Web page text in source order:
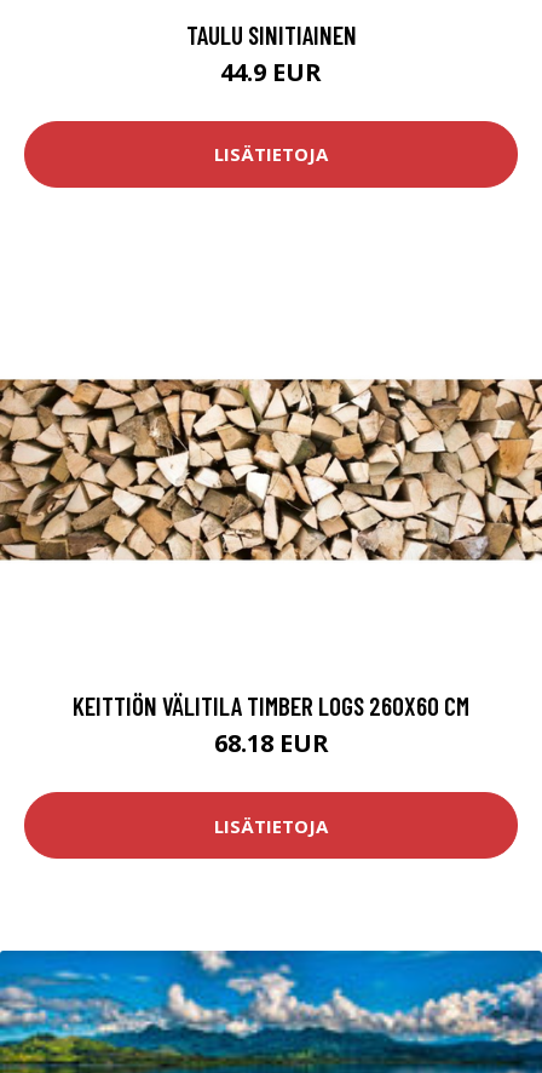
TAULU SINITIAINEN
44.9 EUR
LISÄTIETOJA
KEITTIÖN VÄLITILA TIMBER LOGS 260X60 CM
68.18 EUR
LISÄTIETOJA